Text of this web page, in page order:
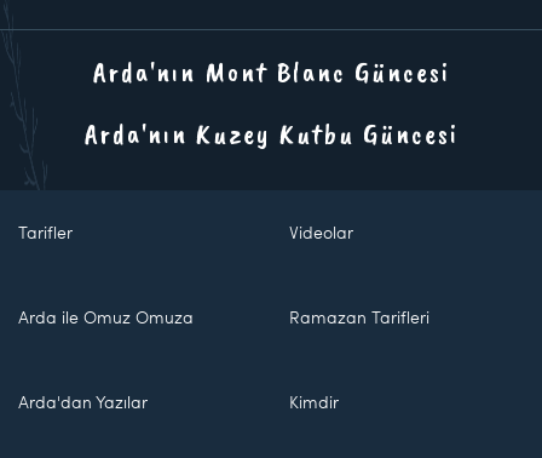
Arda'nın Mont Blanc Güncesi
Arda'nın Kuzey Kutbu Güncesi
Tarifler Videolar
Arda ile Omuz Omuza Ramazan Tarifleri
Arda'dan Yazılar Kimdir